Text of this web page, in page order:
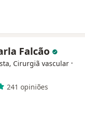
Falcão
Cirurgiã vascular ·
241 opiniões